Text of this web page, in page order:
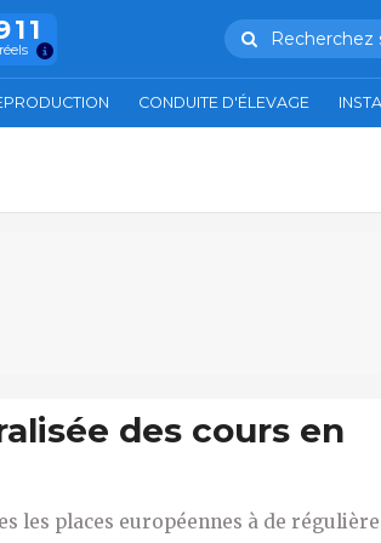
Recherchez
CONDUITE D'ÉLEVAGE
des cours en
les places européennes à de